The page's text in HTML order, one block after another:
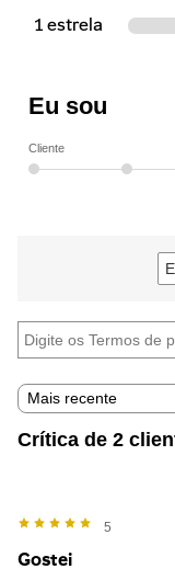
1 estrela
Eu sou
Cliente
Crítica de 2
5
Gostei